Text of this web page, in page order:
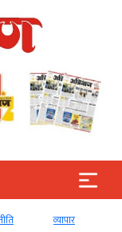
व्‍यापार